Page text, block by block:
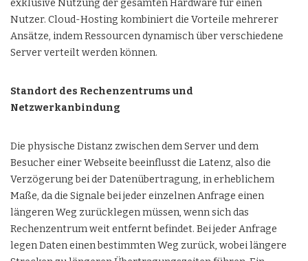
exklusive Nutzung der gesamten Hardware für einen
Nutzer. Cloud-Hosting kombiniert die Vorteile mehrerer
Ansätze, indem Ressourcen dynamisch über verschiedene
Server verteilt werden können.
Standort des Rechenzentrums und
Netzwerkanbindung
Die physische Distanz zwischen dem Server und dem
Besucher einer Webseite beeinflusst die Latenz, also die
Verzögerung bei der Datenübertragung, in erheblichem
Maße, da die Signale bei jeder einzelnen Anfrage einen
längeren Weg zurücklegen müssen, wenn sich das
Rechenzentrum weit entfernt befindet. Bei jeder Anfrage
legen Daten einen bestimmten Weg zurück, wobei längere